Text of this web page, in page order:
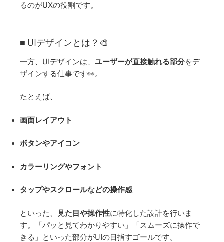
るのがUXの役割です。
■ UIデザインとは？🎨
一方、UIデザインは、 ユーザーが直接触れる部分をデ
ザインする仕事です👀。
たとえば、
画面レイアウト
ボタンやアイコン
カラーリングやフォント
タップやスクロールなどの操作感
といった、 見た目や操作性に特化した設計を行いま
す。「パッと見てわかりやすい」「スムーズに操作で
きる」といった部分がUIの目指すゴールです。